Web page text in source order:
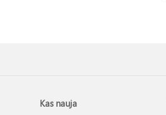
Kas nauja